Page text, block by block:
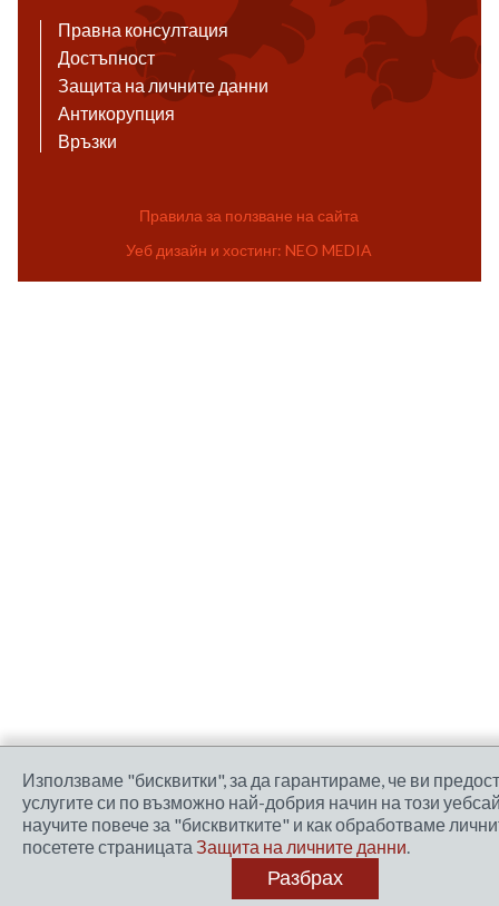
Правна консултация
Достъпност
Защита на личните данни
Антикорупция
Връзки
Правила за ползване на сайта
Уеб дизайн и хостинг: NEO MEDIA
Използваме "бисквитки", за да гарантираме, че ви
услугите си по възможно най-добрия начин на този
научите повече за "бисквитките" и как обработваме
посетете страницата Защита на личните данни.
Разбрах